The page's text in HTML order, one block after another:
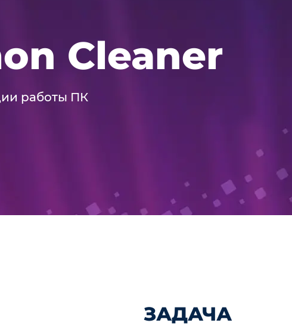
Cleaner
работы ПК
ЗАДАЧА